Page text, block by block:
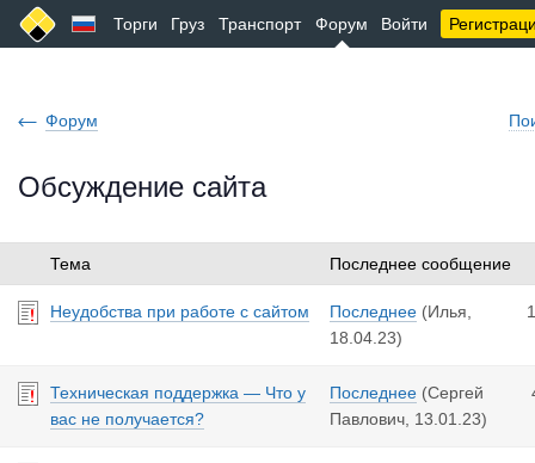
Торги Груз Транспорт Форум Войти
Форум
Обсуждение сайта
Тема Последнее сообщение
Неудобства при работе с сайтом Последнее (Илья,
18.04.23)
Техническая поддержка — Что у
вас не получается?
Последнее (Сергей
Павлович, 13.01.23)